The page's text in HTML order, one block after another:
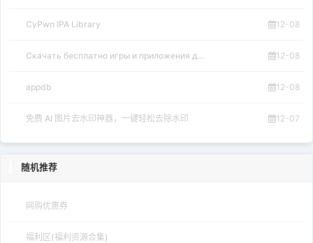
CyPwn IPA Library 12-08
Скачать бесплатно игры и приложения д... 12-08
appdb 12-08
免费 AI 图片去水印神器，一键轻松去除水印 12-07
随机推荐
网购优惠券
福利区(福利资源合集)